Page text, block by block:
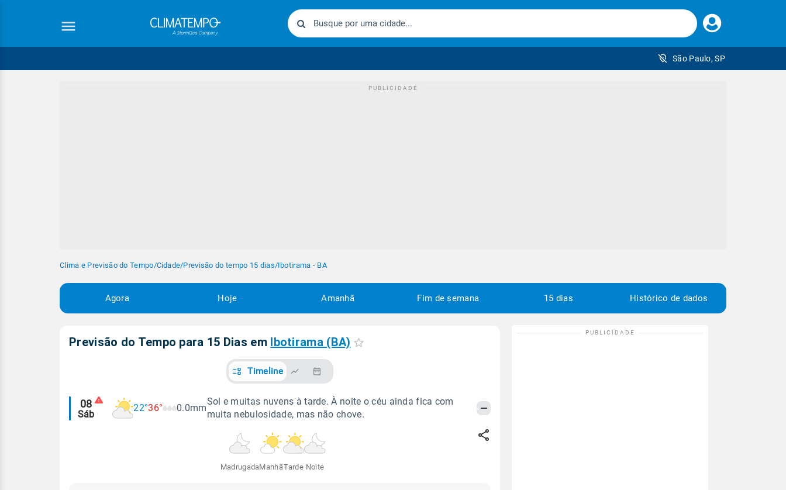
Faça
seu
São Paulo, SP
Clima e Previsão do Tempo/Cidade/Previsão do tempo 15 dias/Ibotirama - BA
Agora Hoje Amanhã Fim de semana 15 dias Histórico de dados
Previsão do Tempo para 15 Dias em Ibotirama (BA)
Timeline
Alertas
meteorológicos
08
Sáb
22°36° 0.0mm
Sol e muitas nuvens à tarde. À noite o céu ainda fica com
muita nebulosidade, mas não chove.
MadrugadaManhãTarde Noite